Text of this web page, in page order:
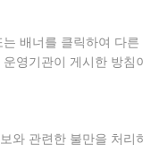
배너를 클릭하여 다
영기관이 게시한 방침
와 관련한 불만을 처리